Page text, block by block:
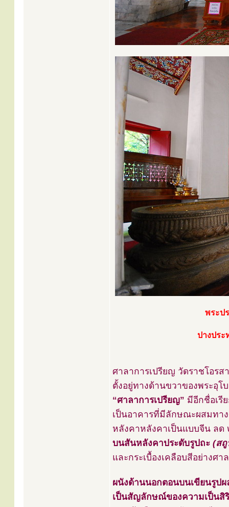
พระป
ปางปร
ศาลาการเปรียญ วัดราชโอรส
ตั้งอยู่ทางด้านขวาของพระอุโ
“ศาลาการเปรียญ” มีอีกชื่อเรี
เป็นอาคารที่มีลักษณะผสมทา
หลังคาหลังคาเป็นแบบจีน ลด
บนสันหลังคาประดับรูปถะ (สถู
และกระเบื้องเคลือบสีอย่างศา
ผนังด้านนอกตอนบนเขียนรูปผ
เป็นสัญลักษณ์ของความเป็นสิ